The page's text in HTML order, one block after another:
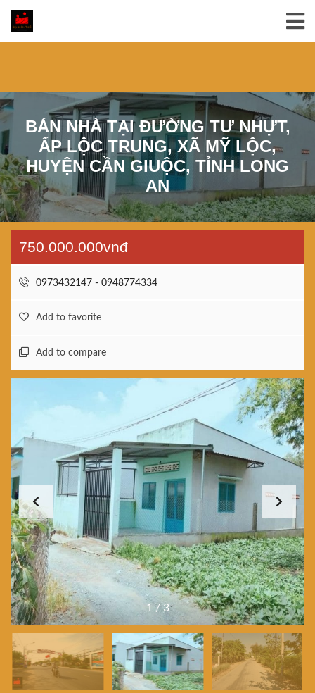
BÁN NHÀ TẠI ĐƯỜNG TƯ NHỰT,
ẤP LỘC TRUNG, XÃ MỸ LỘC,
HUYỆN CẦN GIUỘC, TỈNH LONG
AN
750.000.000vnđ
0973432147 - 0948774334
Add to favorite
Add to compare
1 /3